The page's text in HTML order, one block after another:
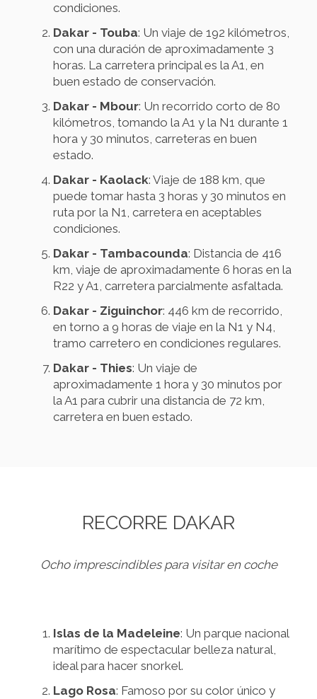
condiciones.
Dakar - Touba: Un viaje de 192 kilómetros,
con una duración de aproximadamente 3
horas. La carretera principal es la A1, en
buen estado de conservación.
Dakar - Mbour: Un recorrido corto de 80
kilómetros, tomando la A1 y la N1 durante 1
hora y 30 minutos, carreteras en buen
estado.
Dakar - Kaolack: Viaje de 188 km, que
puede tomar hasta 3 horas y 30 minutos en
ruta por la N1, carretera en aceptables
condiciones.
Dakar - Tambacounda: Distancia de 416
km, viaje de aproximadamente 6 horas en la
R22 y A1, carretera parcialmente asfaltada.
Dakar - Ziguinchor: 446 km de recorrido,
en torno a 9 horas de viaje en la N1 y N4,
tramo carretero en condiciones regulares.
Dakar - Thies: Un viaje de
aproximadamente 1 hora y 30 minutos por
la A1 para cubrir una distancia de 72 km,
carretera en buen estado.
RECORRE DAKAR
Ocho imprescindibles para visitar en coche
Islas de la Madeleine: Un parque nacional
marítimo de espectacular belleza natural,
ideal para hacer snorkel.
Lago Rosa: Famoso por su color único y